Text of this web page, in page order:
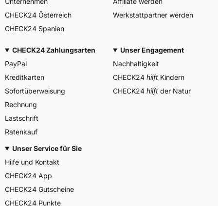
CHECK24 Österreich
CHECK24 Spanien
Werkstattpartner werden
CHECK24 Zahlungsarten
PayPal
Kreditkarten
Sofortüberweisung
Rechnung
Lastschrift
Ratenkauf
Unser Engagement
Nachhaltigkeit
CHECK24 hilft Kindern
CHECK24 hilft der Natur
Unser Service für Sie
Hilfe und Kontakt
CHECK24 App
CHECK24 Gutscheine
CHECK24 Punkte